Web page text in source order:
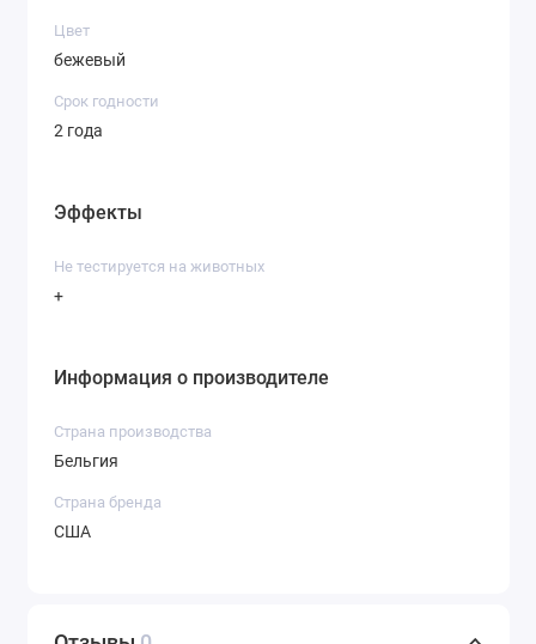
Цвет
бежевый
Срок годности
2 года
Эффекты
Не тестируется на животных
+
Информация о производителе
Страна производства
Бельгия
Страна бренда
США